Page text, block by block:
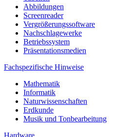
Abbildungen
Screenreader
Vergrößerungssoftware
Nachschlagewerke
Betriebssystem
Präsentationsmedien
Fachspezifische Hinweise
Mathematik
Informatik
Naturwissenschaften
Erdkunde
Musik und Tonbearbeitung
Hardware